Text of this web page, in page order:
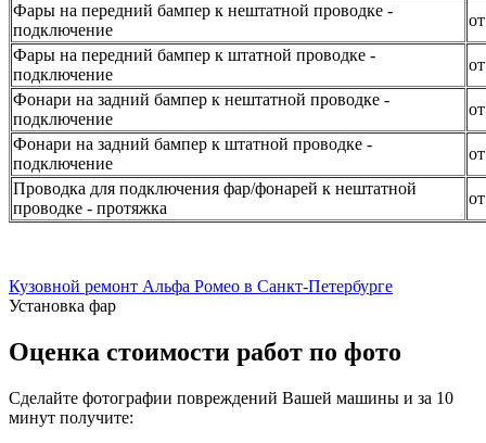
Фары на передний бампер к нештатной проводке -
подключение
Фары на передний бампер к штатной проводке -
подключение
Фонари на задний бампер к нештатной проводке -
подключение
Фонари на задний бампер к штатной проводке -
подключение
Проводка для подключения фар/фонарей к нештатной
проводке - протяжка
Кузовной ремонт Альфа Ромео в Санкт-Петербурге
Установка фар
Оценка стоимости работ по фото
Сделайте фотографии повреждений Вашей машины и за 10
минут получите: